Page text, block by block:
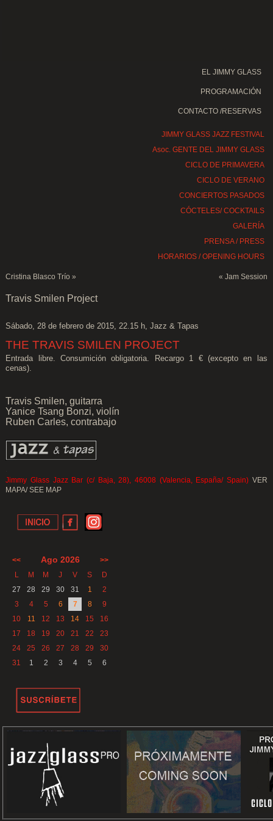
EL JIMMY GLASS
PROGRAMACIÓN
CONTACTO /RESERVAS
JIMMY GLASS JAZZ FESTIVAL
Asoc. GENTE DEL JIMMY GLASS
CICLO DE PRIMAVERA
CICLO DE VERANO
CONCIERTOS PASADOS
CÓCTELES/ COCKTAILS
GALERÍA
PRENSA / PRESS
HORARIOS / OPENING HOURS
Cristina Blasco Trío » « Jam Session
Travis Smilen Project
Sábado, 28 de febrero de 2015, 22.15 h, Jazz & Tapas
THE TRAVIS SMILEN PROJECT
Entrada libre. Consumición obligatoria. Recargo 1 € (excepto en las
cenas).
Travis Smilen, guitarra
Yanice Tsang Bonzi, violín
Ruben Carles, contrabajo
Jimmy Glass Jazz Bar (c/ Baja, 28), 46008 (Valencia, España/ Spain) VER
MAPA/ SEE MAP
<< Ago 2026
>>
L
M M J V S
D
27
28 29 30 31 1
2
3
4 5 6 7 8
9
10
11 12 13 14 15
16
17
18 19 20 21 22
23
24
25 26 27 28 29
30
31
1 2 3 4 5 6